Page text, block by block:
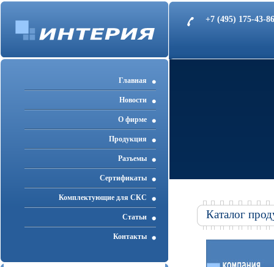
+7 (495) 175-43-
Главная
Новости
О фирме
Продукция
Разъемы
Cертификаты
Комплектующие для СКС
Статьи
Контакты
Каталог